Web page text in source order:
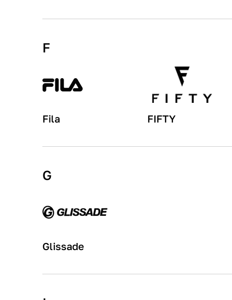
F
Fila FIFTY
G
Glissade